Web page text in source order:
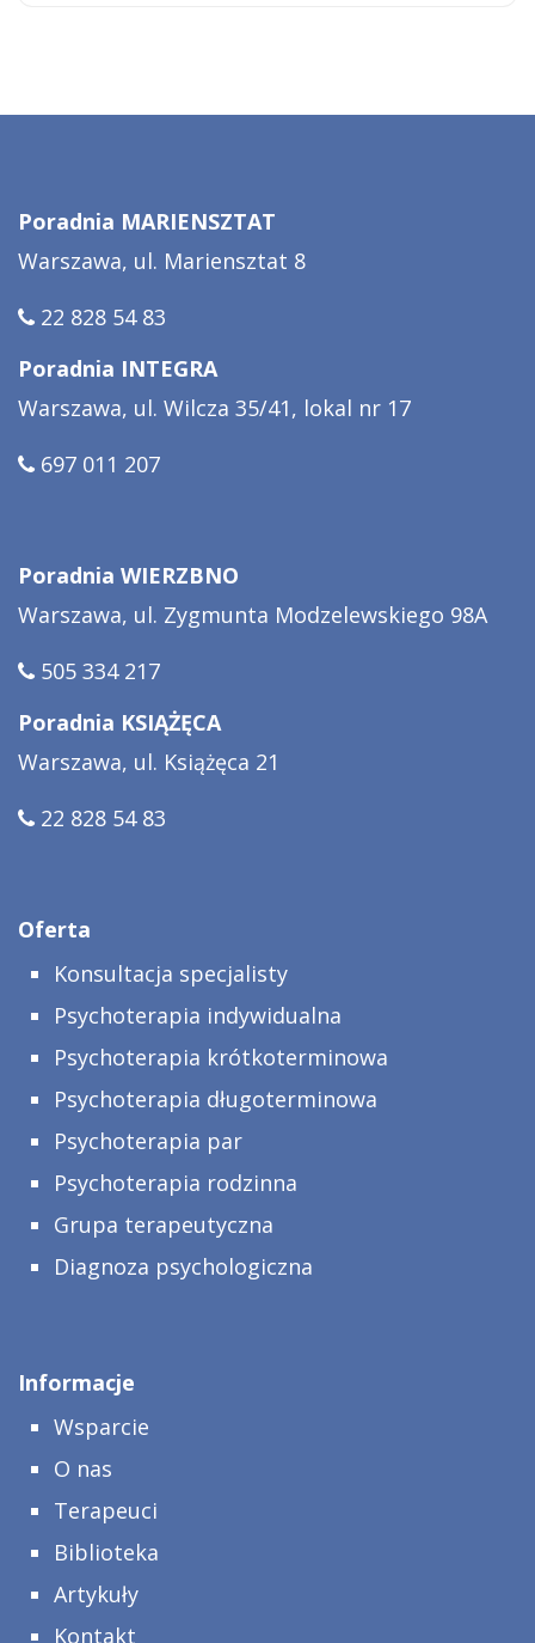
Poradnia MARIENSZTAT
Warszawa, ul. Mariensztat 8
22 828 54 83
Poradnia INTEGRA
Warszawa, ul. Wilcza 35/41, lokal nr 17
697 011 207
Poradnia WIERZBNO
Warszawa, ul. Zygmunta Modzelewskiego 98A
505 334 217
Poradnia KSIĄŻĘCA
Warszawa, ul. Książęca 21
22 828 54 83
Oferta
Konsultacja specjalisty
Psychoterapia indywidualna
Psychoterapia krótkoterminowa
Psychoterapia długoterminowa
Psychoterapia par
Psychoterapia rodzinna
Grupa terapeutyczna
Diagnoza psychologiczna
Informacje
Wsparcie
O nas
Terapeuci
Biblioteka
Artykuły
Kontakt